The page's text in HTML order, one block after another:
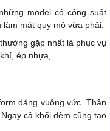
model có công suất
mát quy mô vừa phải.
gặp nhất là phục vụ
ép nhựa,...
dáng vuông vức. Thân
cả khối đệm cũng tạo